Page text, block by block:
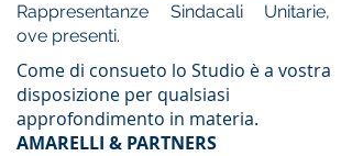
Rappresentanze Sindacali Unitarie,
ove presenti.
Come di consueto lo Studio è a vostra
disposizione per qualsiasi
approfondimento in materia.
AMARELLI & PARTNERS